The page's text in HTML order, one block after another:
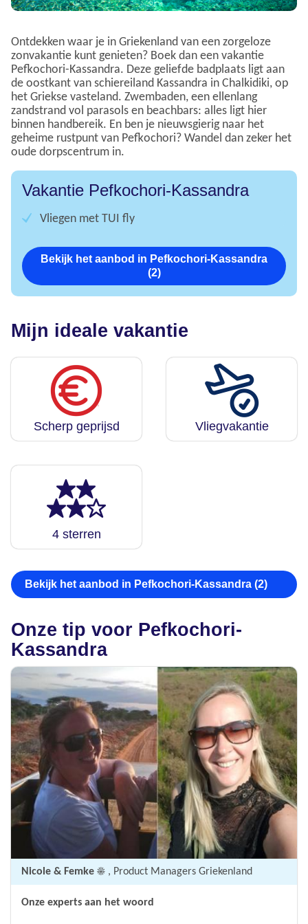
Ontdekken waar je in Griekenland van een zorgeloze
zonvakantie kunt genieten? Boek dan een vakantie
Pefkochori-Kassandra. Deze geliefde badplaats ligt aan
de oostkant van schiereiland Kassandra in Chalkidiki, op
het Griekse vasteland. Zwembaden, een ellenlang
zandstrand vol parasols en beachbars: alles ligt hier
binnen handbereik. En ben je nieuwsgierig naar het
geheime rustpunt van Pefkochori? Wandel dan zeker het
oude dorpscentrum in.
Vakantie Pefkochori-Kassandra
Vliegen met TUI fly
Bekijk het aanbod in Pefkochori-Kassandra
(2)
Mijn ideale vakantie
Scherp geprijsd Vliegvakantie
4 sterren
Bekijk het aanbod in Pefkochori-Kassandra (2)
Onze tip voor Pefkochori-
Kassandra
Nicole & Femke ☀️ , Product Managers Griekenland
Onze experts aan het woord